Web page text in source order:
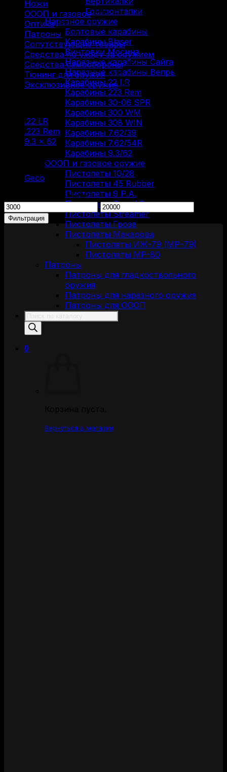
Горизонталки
Нарезное оружие
Болтовые карабины
Карабины Blaser
Винтовки Мосина
Нарезные карабины Сайга
Нарезные карабины Вепрь
Карабины 22 LR
Карабины 223 Rem
Карабины 30-06 SPR
Карабины 300 WM
Карабины 308 WIN
Карабины 7.62/39
Карабины 7.62/54R
Карабины 9.3/62
ОООП и газовое оружие
Пистолеты 10/28
Пистолеты 45 Rubber
Пистолеты 9 Р.А.
Пистолеты Grand Power
Пистолеты Streamer
Пистолеты Гроза
Пистолеты Макарова
Пистолеты ИЖ-79 (МР-79)
Пистолеты МР-80
Патроны
Патроны для гладкоствольного
оружия
Патроны для нарезного оружия
Патроны для ОООП
Поиск
товаров
0
Вернуться в магазин
Ножи
ОООП и газовое (71)
Оптика (12)
Патроны (211)
Сопутствующие товары (13)
Средства по уходу за оружием
Средства самообороны (6)
Тюнинг для оружия (37)
Эксклюзивное оружие (6)
.22 LR
.223 Rem (1)
9.3 × 62
(1)
Фильтр по
Geco
Фильтрация по цене
Минимальная
цена
Максимальная
цена
Фильтрация